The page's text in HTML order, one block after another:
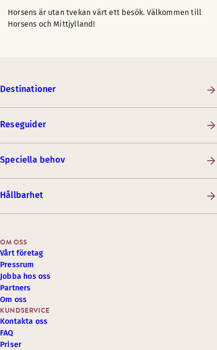
Horsens är utan tvekan värt ett besök. Välkommen till
Horsens och Mittjylland!
Destinationer
Reseguider
Speciella behov
Hållbarhet
KUNDSERVICE
Kontakta oss
FAQ
Priser
OM OSS
Vårt företag
Pressrum
Jobba hos oss
Partners
Om oss